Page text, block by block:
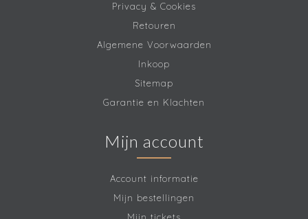
Privacy & Cookies
Retouren
Algemene Voorwaarden
Inkoop
Sitemap
Garantie en Klachten
Mijn account
Account informatie
Mijn bestellingen